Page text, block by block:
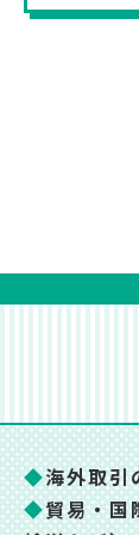
◆海外取
◆貿易・国